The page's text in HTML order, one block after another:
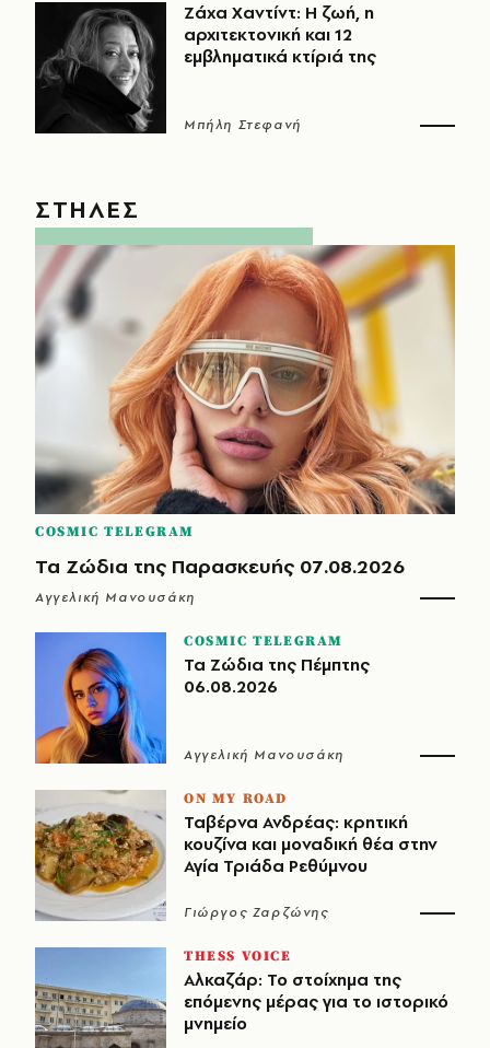
Ζάχα Χαντίντ: Η ζωή, η
αρχιτεκτονική και 12
εμβληματικά κτίριά της
Μπήλη Στεφανή
ΣΤΗΛΕΣ
COSMIC TELEGRAM
Τα Ζώδια της Παρασκευής 07.08.2026
Αγγελική Μανουσάκη
COSMIC TELEGRAM
Τα Ζώδια της Πέμπτης
06.08.2026
Αγγελική Μανουσάκη
ON MY ROAD
Ταβέρνα Ανδρέας: κρητική
κουζίνα και μοναδική θέα στην
Αγία Τριάδα Ρεθύμνου
Γιώργος Ζαρζώνης
THESS VOICE
Αλκαζάρ: Το στοίχημα της
επόμενης μέρας για το ιστορικό
μνημείο